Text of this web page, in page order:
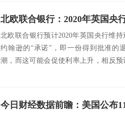
北欧联合银行：2020年英国央
北欧联合银行预计2020年英国央行维
约翰逊的“承诺”，即一份得到批准的
潮，而这可能会促使利率上升，相反
今日财经数据前瞻：美国公布